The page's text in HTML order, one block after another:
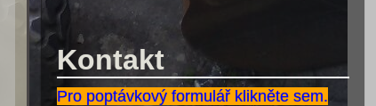
Kontakt
Pro poptávkový formulář klikněte sem.